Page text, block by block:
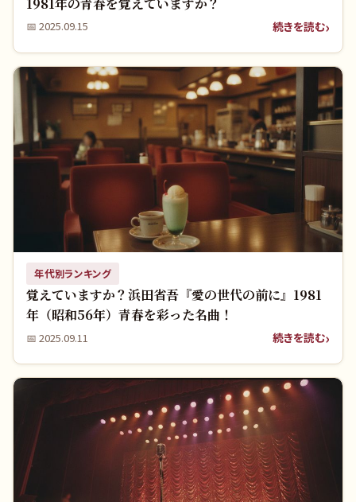
📅 2025.09.15 続きを読む
年代別ランキング
覚えていますか？浜田省吾『愛の世代の前に』1981
年（昭和56年）青春を彩った名曲！
📅 2025.09.11 続きを読む